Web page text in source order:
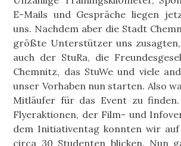
E-Mails und Gespräche liegen
uns. Nachdem aber die Stadt
größte Unterstützer uns
auch der StuRa, die
Chemnitz, das StuWe und viele
unser Vorhaben nun starten. Also
Mitläufer für das Event zu
Flyeraktionen, der Film- und
dem Initiativentag konnten wir
circa 30 Studenten blicken. Nun